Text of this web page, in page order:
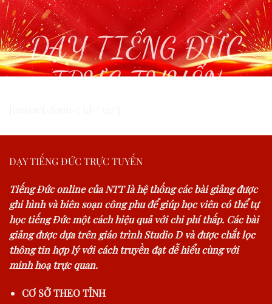
DẠY TIẾNG ĐỨC
TRỰC TUYẾN
DẠY TIẾNG ĐỨC TRỰC TUYẾN
Tiếng Đức online của NTT là hệ thống các bài giảng được
ghi hình và biên soạn công phu để giúp học viên có thể tự
học tiếng Đức một cách hiệu quả với chi phí thấp. Các bài
giảng được dựa trên giáo trình Studio D và được chắt lọc
thông tin hợp lý với cách truyền đạt dễ hiểu cùng với
minh hoạ trực quan.
CƠ SỞ THEO TỈNH